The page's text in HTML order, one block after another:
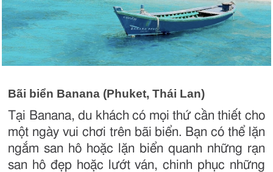
Bãi biển Banana (Phuket, Thái Lan)
Tại Banana, du khách có mọi thứ cần thiết cho
một ngày vui chơi trên bãi biển. Bạn có thể lặn
ngắm san hô hoặc lặn biển quanh những rạn
san hô đẹp hoặc lướt ván, chinh phục những